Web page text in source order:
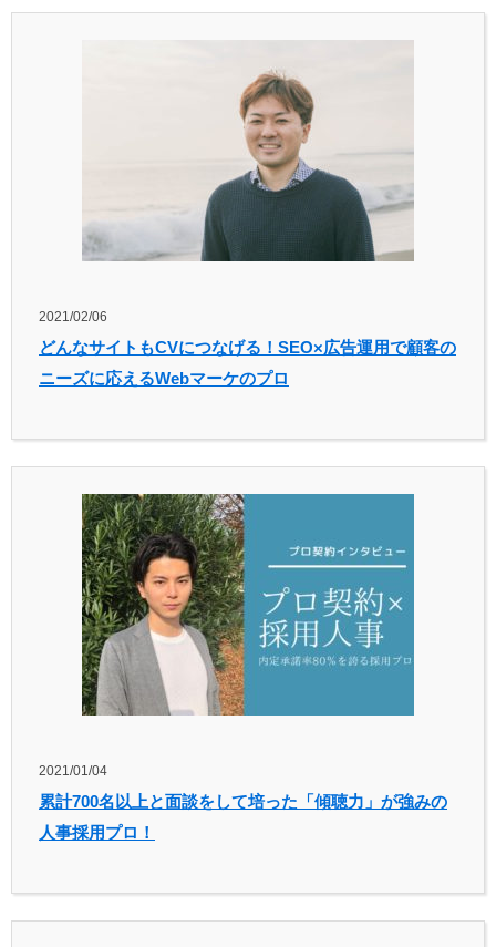
2021/02/06
どんなサイトもCVにつなげる！SEO×広告運用で顧客の
ニーズに応えるWebマーケのプロ
2021/01/04
累計700名以上と面談をして培った「傾聴力」が強みの
人事採用プロ！